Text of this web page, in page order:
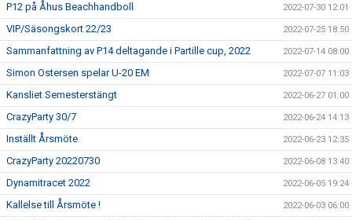
P12 på Åhus Beachhandboll 2022-07-30 12:01
VIP/Säsongskort 22/23 2022-07-25 18:50
Sammanfattning av P14 deltagande i Partille cup, 2022 2022-07-14 08:00
Simon Ostersen spelar U-20 EM 2022-07-07 11:03
Kansliet Semesterstängt 2022-06-27 01:00
CrazyParty 30/7 2022-06-24 14:13
Inställt Årsmöte 2022-06-23 12:35
CrazyParty 20220730 2022-06-08 13:40
Dynamitracet 2022 2022-06-05 19:24
Kallelse till Årsmöte ! 2022-06-03 06:00